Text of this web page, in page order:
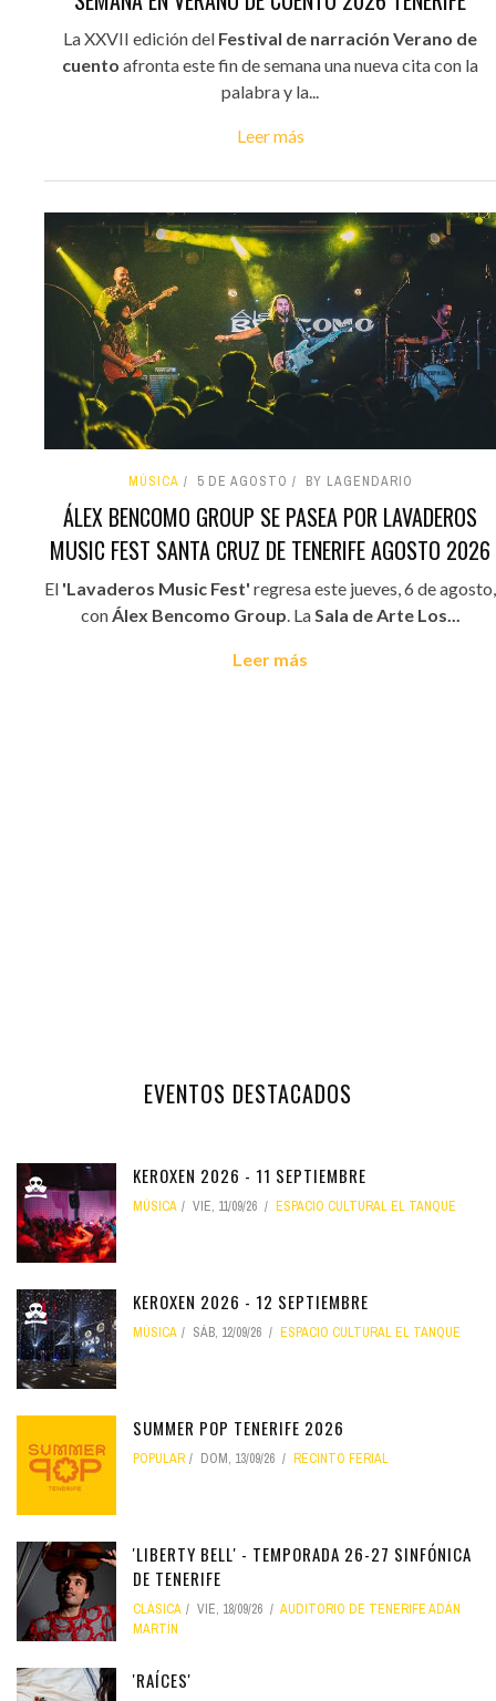
La XXVII edición del Festival de narración Verano de
cuento afronta este fin de semana una nueva cita con la
palabra y la...
Leer más
MÚSICA 5 DE AGOSTO BY LAGENDARIO
ÁLEX BENCOMO GROUP SE PASEA POR LAVADEROS
MUSIC FEST SANTA CRUZ DE TENERIFE AGOSTO 2026
El 'Lavaderos Music Fest' regresa este jueves, 6 de agosto,
conÁlex Bencomo Group. LaSala de Arte Los...
Leer más
EVENTOS DESTACADOS
KEROXEN 2026 - 11 SEPTIEMBRE
MÚSICA VIE, 11/09/26 ESPACIO CULTURAL EL TANQUE
KEROXEN 2026 - 12 SEPTIEMBRE
MÚSICA SÁB, 12/09/26 ESPACIO CULTURAL EL TANQUE
SUMMER POP TENERIFE 2026
POPULAR DOM, 13/09/26 RECINTO FERIAL
'LIBERTY BELL' - TEMPORADA 26-27 SINFÓNICA
DE TENERIFE
CLÁSICA VIE, 18/09/26
AUDITORIO DE TENERIFE ADÁN
MARTÍN
'RAÍCES'